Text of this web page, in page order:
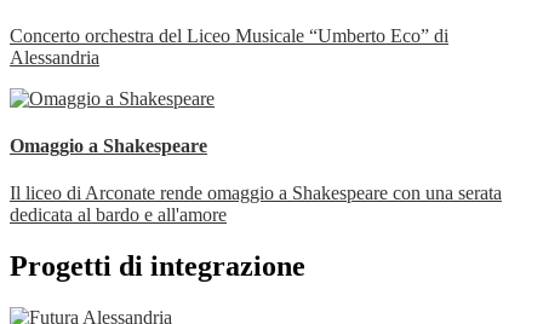
Concerto orchestra del Liceo Musicale “Umberto Eco” di
Alessandria
Omaggio a Shakespeare
Il liceo di Arconate rende omaggio a Shakespeare con una serata
dedicata al bardo e all'amore
Progetti di integrazione